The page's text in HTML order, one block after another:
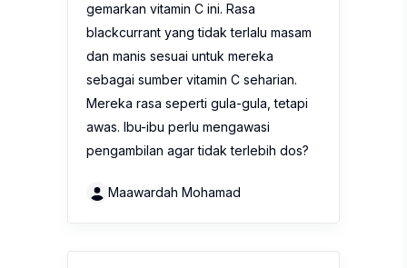
gemarkan vitamin C ini. Rasa
blackcurrant yang tidak terlalu masam
dan manis sesuai untuk mereka
sebagai sumber vitamin C seharian.
Mereka rasa seperti gula-gula, tetapi
awas. Ibu-ibu perlu mengawasi
pengambilan agar tidak terlebih dos?
Maawardah Mohamad